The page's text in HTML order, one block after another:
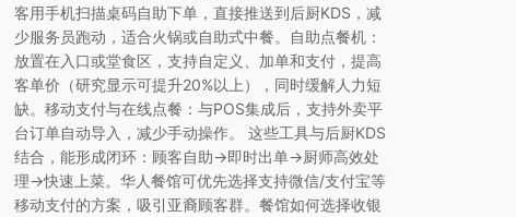
客用手机扫描桌码自助下单，直接推送到后厨KDS，减
少服务员跑动，适合火锅或自助式中餐。自助点餐机：
放置在入口或堂食区，支持自定义、加单和支付，提高
客单价（研究显示可提升20%以上），同时缓解人力短
缺。移动支付与在线点餐：与POS集成后，支持外卖平
台订单自动导入，减少手动操作。 这些工具与后厨KDS
结合，能形成闭环：顾客自助→即时出单→厨师高效处
理→快速上菜。华人餐馆可优先选择支持微信/支付宝等
移动支付的方案，吸引亚裔顾客群。餐馆如何选择收银